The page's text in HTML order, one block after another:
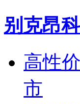
别克昂
高性
市